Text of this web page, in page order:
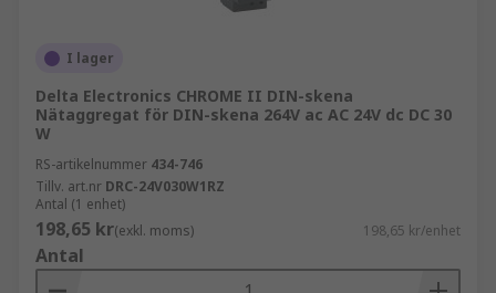
Ljudtransformatorer
Varför välja RS för nätaggregat eller
transformatorer?
Som företag värdesätter vi våra kunder och
arbetar med respekterade varumärken och
I lager
Delta Electronics CHROME II DIN-skena
Nätaggregat för DIN-skena 264V ac AC 24V dc DC 30
W
RS-artikelnummer 434-746
Tillv. art.nr DRC-24V030W1RZ
Antal (1 enhet)
198,65 kr(exkl. moms) 198,65 kr/enhet
Antal